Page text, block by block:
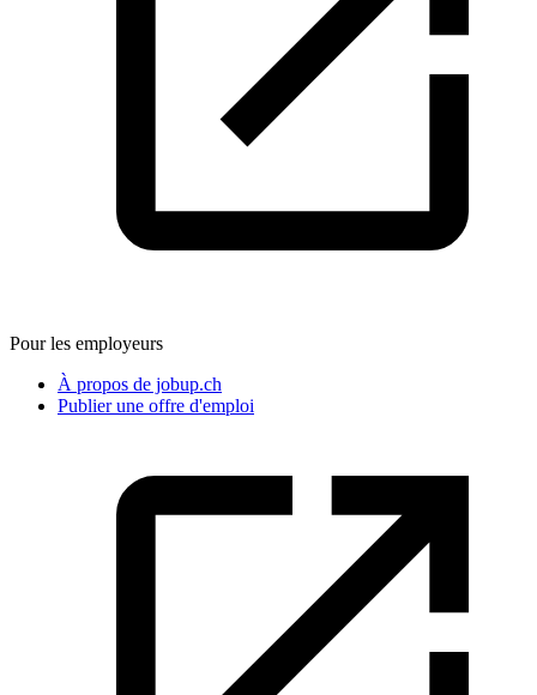
Pour les employeurs
À propos de jobup.ch
Publier une offre d'emploi